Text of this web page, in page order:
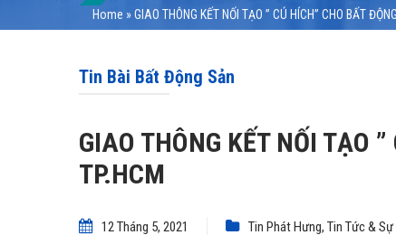
Home »GIAO THÔNG KẾT NỐI TẠO ” CÚ HÍCH” CHO BẤT
Tin Bài Bất Động Sản
GIAO THÔNG KẾT NỐI TẠO
TP.HCM
12 Tháng 5, 2021 Tin Phát Hưng, Tin Tức & Sự